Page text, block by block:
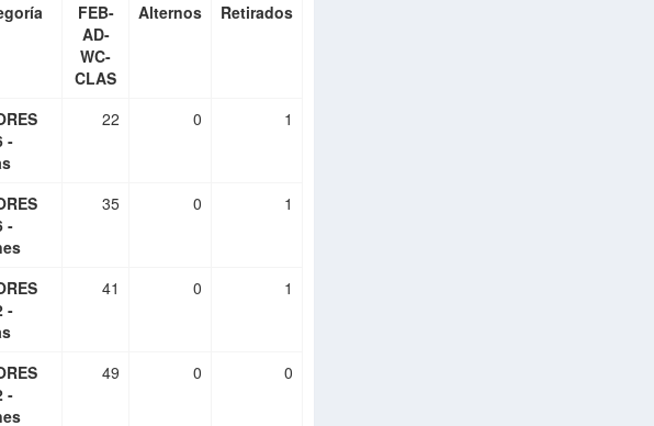
FEB-
AD-
WC-
CLAS
Alternos Retirados
-
22 0 1
-
35 0 1
-
41 0 1
-
49 0 0